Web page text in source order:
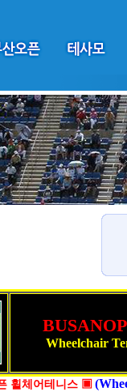
Wheelchair
휠체어테니스 ▣